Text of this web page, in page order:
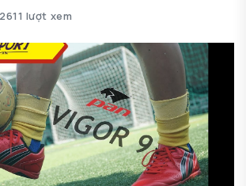
2611 lượt xem